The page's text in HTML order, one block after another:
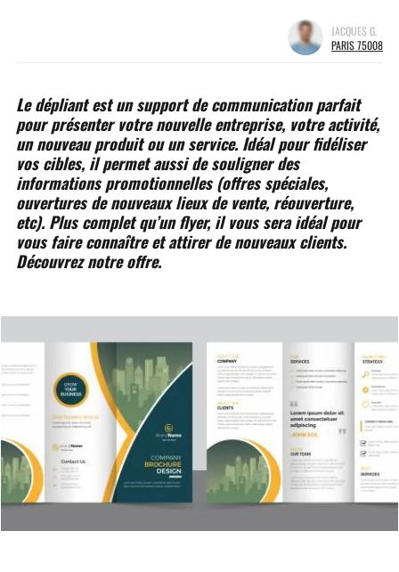
JACQUES G.
PARIS 75008
Le dépliant est un support de communication parfait
pour présenter votre nouvelle entreprise, votre activité,
un nouveau produit ou un service. Idéal pour fidéliser
vos cibles, il permet aussi de souligner des
informations promotionnelles (offres spéciales,
ouvertures de nouveaux lieux de vente, réouverture,
etc). Plus complet qu’un flyer, il vous sera idéal pour
vous faire connaître et attirer de nouveaux clients.
Découvrez notre offre.